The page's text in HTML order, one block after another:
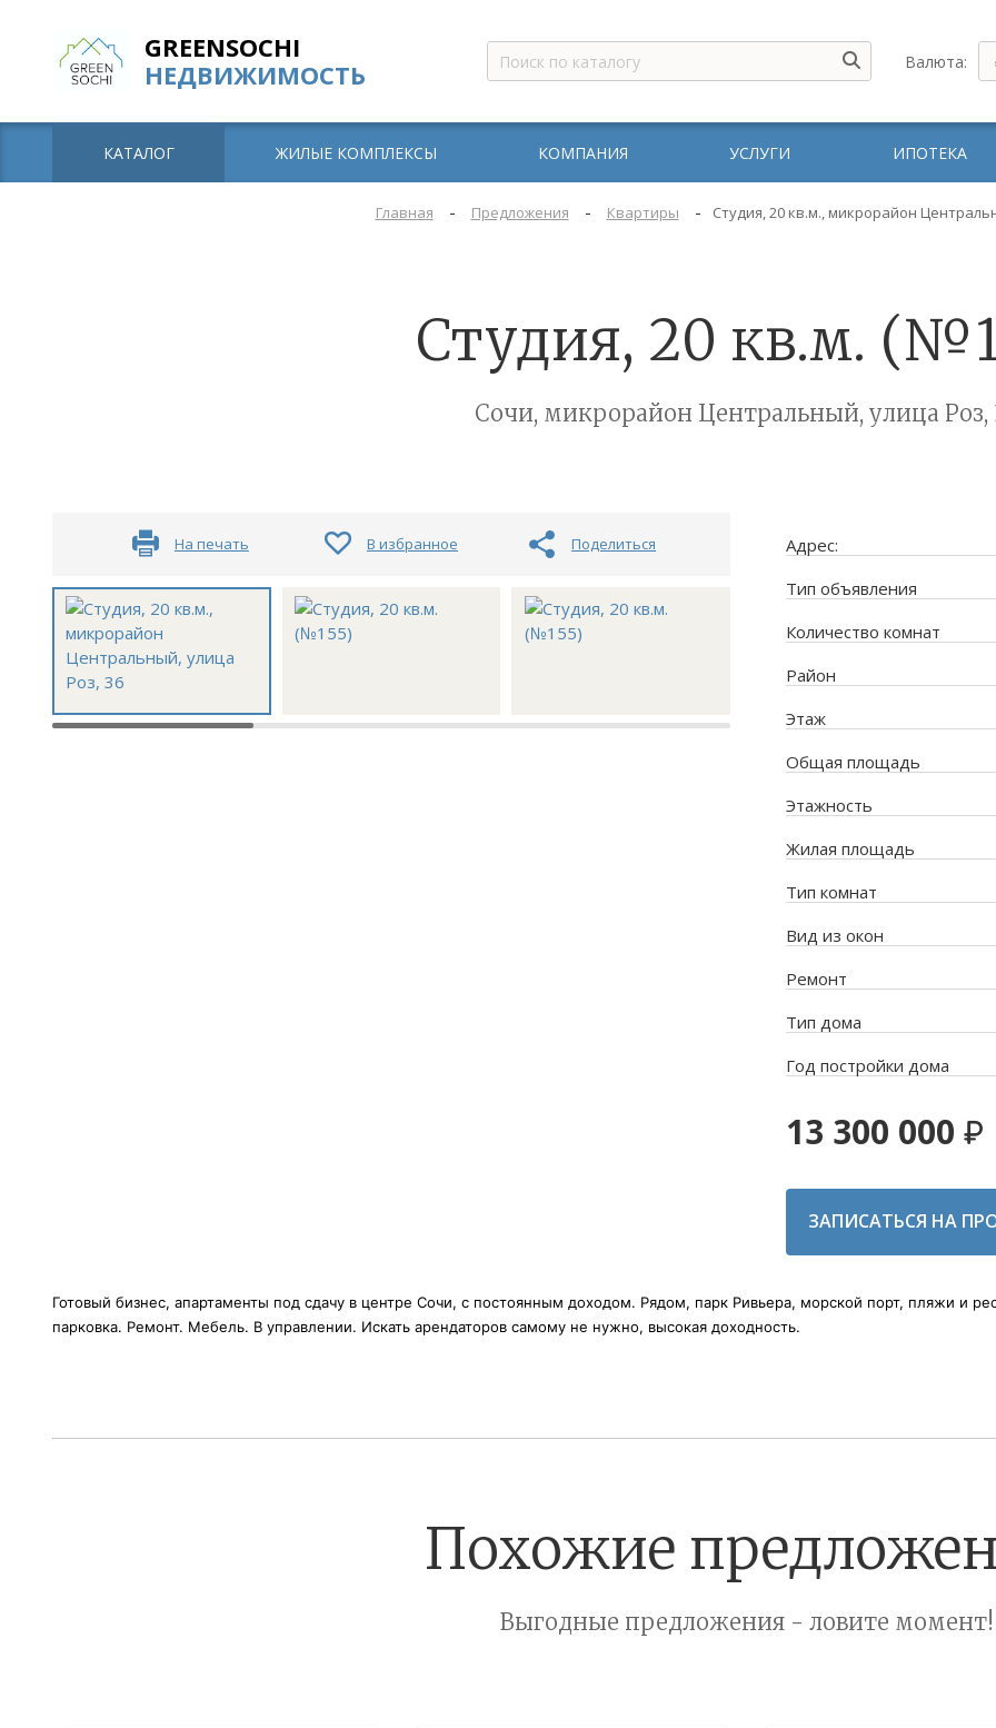
GREENSOCHI
НЕДВИЖИМОСТЬ
Валюта:
КАТАЛОГ ЖИЛЫЕ КОМПЛЕКСЫ КОМПАНИЯ УСЛУГИ ИПОТЕКА
Главная - Предложения - Квартиры - Студия, 20 кв.м., микрорайон
Студия, 20 кв.м.
Сочи, микрорайон Центральный, улица Роз,
На печать В избранное Поделиться
Адрес:
Тип объявления
Количество комнат
Район
Этаж
Общая площадь
Этажность
Жилая площадь
Тип комнат
Вид из окон
Ремонт
Тип дома
Год постройки дома
13 300 000
ЗАПИСАТЬСЯ НА
Готовый бизнес, апартаменты под сдачу в центре Сочи, с постоянным доходом. Рядом, парк Ривьера, морской порт, пляжи и
парковка. Ремонт. Мебель. В управлении. Искать арендаторов самому не нужно, высокая доходность.
Похожие
Выгодные предложения - ловите момент!